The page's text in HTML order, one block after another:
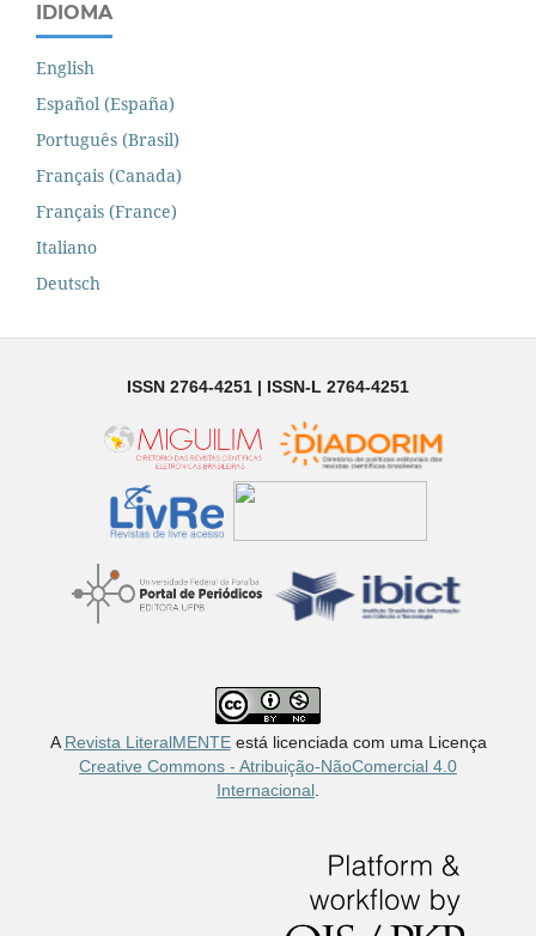
IDIOMA
English
Español (España)
Português (Brasil)
Français (Canada)
Français (France)
Italiano
Deutsch
ISSN 2764-4251 | ISSN-L 2764-4251
ARevista LiteralMENTEestá licenciada com uma Licença
Creative Commons - Atribuição-NãoComercial 4.0
Internacional.